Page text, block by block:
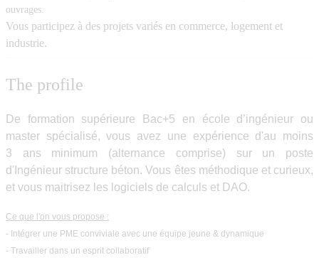
ouvrages.
Vous participez à des projets variés en commerce, logement et
industrie.
The profile
De formation supérieure Bac+5 en école d’ingénieur ou
master spécialisé, vous avez une expérience d'au moins
3 ans minimum (alternance comprise) sur un poste
d'Ingénieur structure béton.Vous êtes méthodique et curieux,
et vous maitrisez les logiciels de calculs et DAO.
Ce que l'on vous propose :
- Intégrer une PME conviviale avec une équipe jeune & dynamique
- Travailler dans un esprit collaboratif